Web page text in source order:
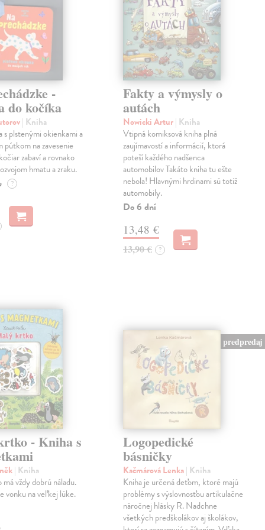
-
do kočíka
| Kniha
s plstenými okienkami a
na zavesenie
zabaví a rovnako
hmatu a zraku.
?
Fakty a výmysly o
autách
Nowicki Artur| Kniha
Vtipná komiksová kniha plná
zaujímavostí a informácií, ktorá
poteší každého nadšenca
automobilov Takáto kniha tu ešte
nebola! Hlavnými hrdinami sú totiž
automobily.
Do 6 dní
13,48 €
13,90 € ?
- Kniha s
| Kniha
vždy dobrú náladu.
vonku na veľkej lúke.
predpredaj
Logopedické
básničky
Kačmárová Lenka| Kniha
Kniha je určená deťom, ktoré majú
problémy s výslovnosťou artikulačne
náročnej hlásky R. Nadchne
všetkých predškolákov aj školákov,